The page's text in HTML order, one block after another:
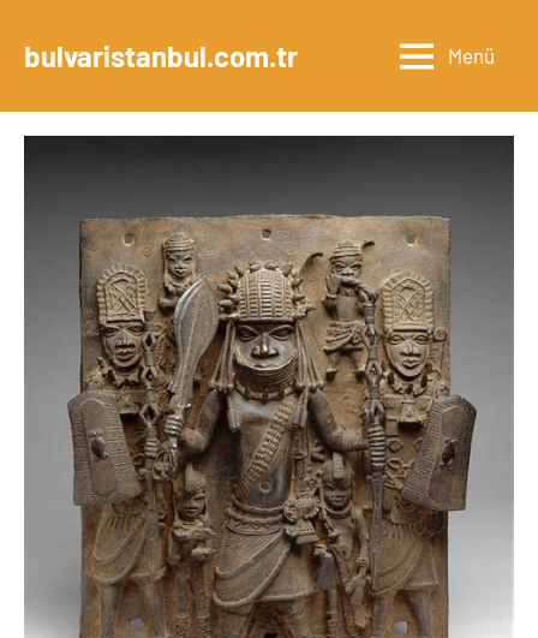
geçbulvaristanbul.com.tr Menü